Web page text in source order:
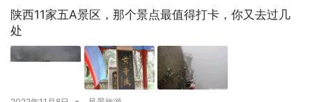
陕西11家五A景区，那个景点最值得打卡，你又去过几
处